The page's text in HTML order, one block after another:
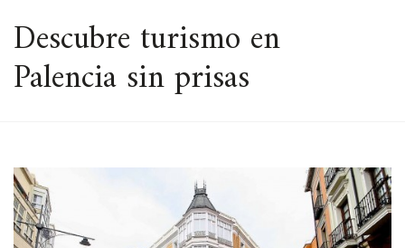
ESPACIO
Descubre turismo en
Palencia sin prisas